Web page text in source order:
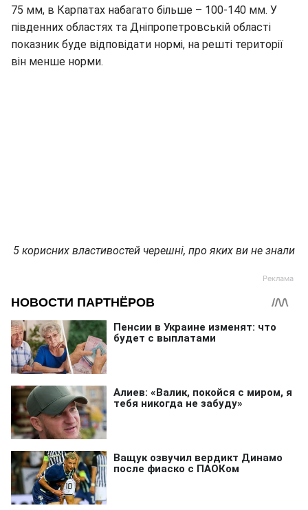
75 мм, в Карпатах набагато більше – 100-140 мм. У
південних областях та Дніпропетровській області
показник буде відповідати нормі, на решті території
він менше норми.
5 корисних властивостей черешні, про яких ви не знали